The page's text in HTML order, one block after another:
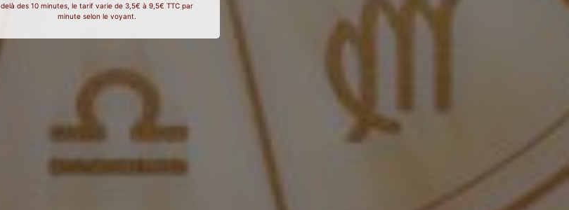
delà des 10 minutes, le tarif varie de 3,5€ à 9,5€ TTC par
minute selon le voyant.